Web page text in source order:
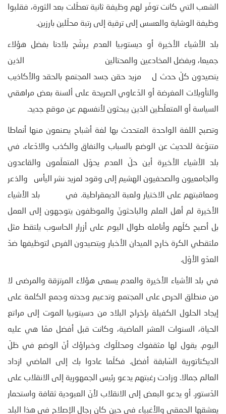
الشعب التي كانت توفّر لهم وظيفة ثانية تعطّلت بعد الثورة، فقلبوا
وظيفة الوشاية والعسس إلى ترقية إلى رتبة محلّلين بارزين.
بلد الأشياء الأخيرة أو ديستوبيا العدم يرشّح بلادنا بفضل هؤلاء
جميعا، وبفضل المخادعين والمحتالين الذين
يتصيدون كلّ حدث ل مزيد حقن جسد المجتمع بالحقد والأكاذيب
والتأويلات المغرضة أو الدّعاوي الصريحة على ألسنة بعض مراهقي
السياسة أو المتعلّطين الذين يبحثون لأنفسهم عن موقع جديد.
وتصبح اللغة الواحدة المتحدث بها لغة أشباح يصنعون منها أنماطا
متنوّعة للحديث عن الوضع بالسباب والنفاق والكذب والادّعاء. في
بلد الأشياء الأخيرة أين حلّ العدم يحوّل المتعلّمون والقاعدون
والجامعيون والصحفيون الهشيم إلى وقود لمزيد نشر اليأس والذعر
ومعاقبتهم على الاختيار ولعبة الديمقراطية. في بلد الأشياء
الأخيرة لم أهل العلم والباحثونّ والموظفون يتوجهون إلى العمل
بل أصبح كلّهم وأنامله طوال اليوم على أزرار الحاسوب يلتقط مثل
ملتقطي الكرة خارج الميدان الأخبار ويتصيدون الفرص لتوظيفها ضدّ
العدّو الأوّل.
في بلد الأشياء الأخيرة والعدم يسعى هؤلاء المرتزقة والمرضى لا
من منطلق الحرص على المجتمع وتدعيم وحدته وجمع الكلمة على
إيجاد الحلول الكفيلة بإخراج البلاد من دسيتوبيا الموت إلى مراتع
الحياة، السنوات العشر الماضية، وكانت قبل أفضل ممّا هي عليه
اليوم. يقول لها مثقفوك ومحللّوك وخبراؤك أنّ الوضع في ظلّ
الديكتاتورية السّابقة أفضل. فكلّما عادوا بك إلى الماضي ازداد
العالم جمالا. وزادت رغبتهم يدعو رئيس الجمهورية إلى الانقلاب على
الدّستور. أو يدعو البعض إلى الانقلاب لأنّ العبودية ثقافة واستحمار
يعشقها الحمقى والأغبياء في حين كان رجال الإصلاح في هذا البلد